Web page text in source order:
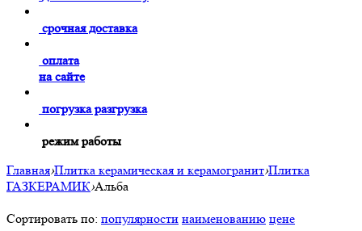
срочная доставка
оплата
на сайте
погрузка разгрузка
режим работы
Главная›Плитка керамическая и керамогранит›Плитка
ГАЗКЕРАМИК›Альба
Сортировать по: популярности наименованию цене